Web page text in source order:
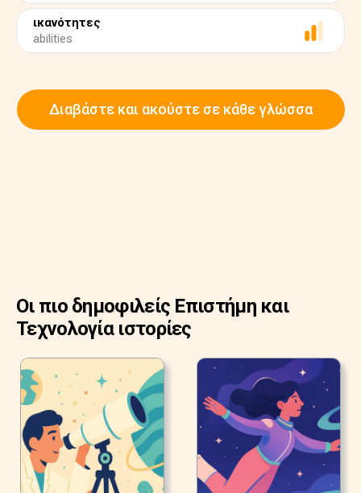
ικανότητες
abilities
Διαβάστε και ακούστε σε κάθε γλώσσα
Οι πιο δημοφιλείς Επιστήμη και
Τεχνολογία ιστορίες